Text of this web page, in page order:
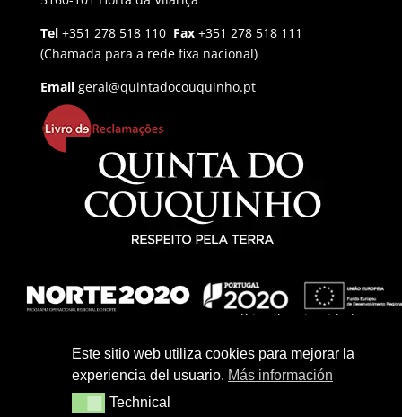
Este sitio web utiliza cookies para mejorar la
experiencia del usuario. Más información
TechnicalTechnical
Tel +351 278 518 110 Fax +351 278 518 111
(Chamada para a rede fixa nacional)
Email geral@quintadocouquinho.pt
Política de Privacidade
Política de Cookies
Termos e Condições